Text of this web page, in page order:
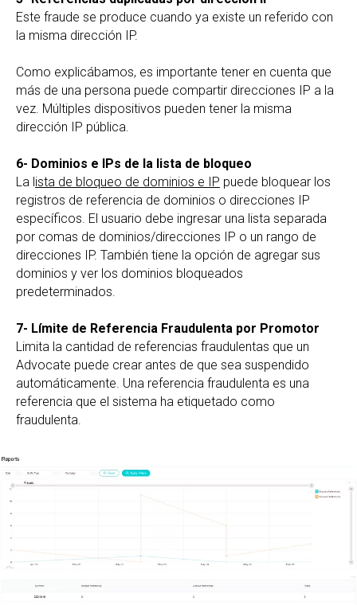
Este fraude se produce cuando ya existe un referido con
la misma dirección IP.
Como explicábamos, es importante tener en cuenta que
más de una persona puede compartir direcciones IP a la
vez. Múltiples dispositivos pueden tener la misma
dirección IP pública.
6- Dominios e IPs de la lista de bloqueo
La lista de bloqueo de dominios e IP puede bloquear los
registros de referencia de dominios o direcciones IP
específicos. El usuario debe ingresar una lista separada
por comas de dominios/direcciones IP o un rango de
direcciones IP. También tiene la opción de agregar sus
dominios y ver los dominios bloqueados
predeterminados.
7- Límite de Referencia Fraudulenta por Promotor
Limita la cantidad de referencias fraudulentas que un
Advocate puede crear antes de que sea suspendido
automáticamente. Una referencia fraudulenta es una
referencia que el sistema ha etiquetado como
fraudulenta.